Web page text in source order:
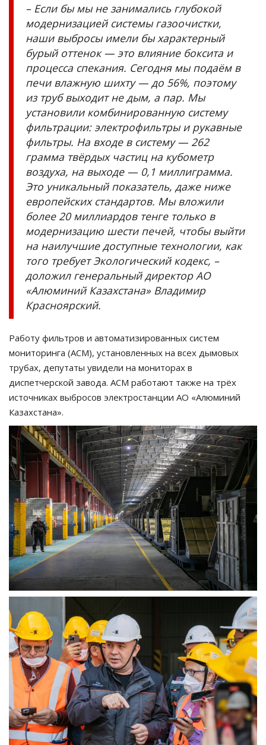
– Если бы мы не занимались глубокой
модернизацией системы газоочистки,
наши выбросы имели бы характерный
бурый оттенок — это влияние боксита и
процесса спекания. Сегодня мы подаём в
печи влажную шихту — до 56%, поэтому
из труб выходит не дым, а пар. Мы
установили комбинированную систему
фильтрации: электрофильтры и рукавные
фильтры. На входе в систему — 262
грамма твёрдых частиц на кубометр
воздуха, на выходе — 0,1 миллиграмма.
Это уникальный показатель, даже ниже
европейских стандартов. Мы вложили
более 20 миллиардов тенге только в
модернизацию шести печей, чтобы выйти
на наилучшие доступные технологии, как
того требует Экологический кодекс, –
доложил генеральный директор АО
«Алюминий Казахстана» Владимир
Красноярский.
Работу фильтров и автоматизированных систем
мониторинга (АСМ), установленных на всех дымовых
трубах, депутаты увидели на мониторах в
диспетчерской завода. АСМ работают также на трёх
источниках выбросов электростанции АО «Алюминий
Казахстана».